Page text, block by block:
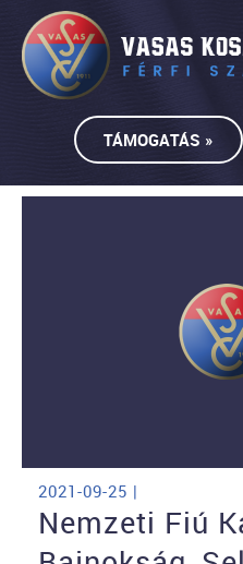
TÁMOGATÁS »
2021-09-25 |
Nemzeti Fiú